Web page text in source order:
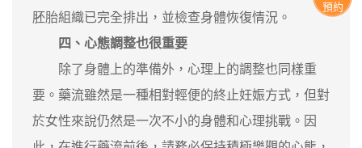
胚胎組織已完全排出，並檢查身體恢復情況。
四、心態調整也很重要
除了身體上的準備外，心理上的調整也同樣重
要。藥流雖然是一種相對輕便的終止妊娠方式，但對
於女性來說仍然是一次不小的身體和心理挑戰。因
預約